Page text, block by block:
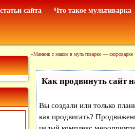
сайта Что такое мультиварка
«Манник с маком в мультиварке — скороварке
Как продвинуть сайт
Вы создали или только
как продвигать?